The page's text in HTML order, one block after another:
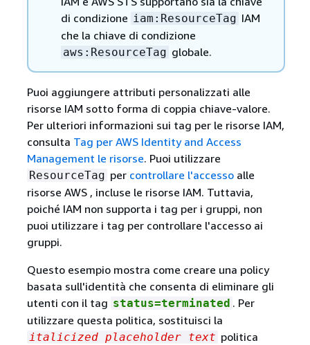
di condizione iam:ResourceTag IAM
che la chiave di condizione
aws:ResourceTag globale.
Puoi aggiungere attributi personalizzati alle
risorse IAM sotto forma di coppia chiave-valore.
Per ulteriori informazioni sui tag per le risorse IAM,
consulta Tag per AWS Identity and Access
Management le risorse. Puoi utilizzare
ResourceTag per controllare l'accessoalle
risorse AWS , incluse le risorse IAM. Tuttavia,
poiché IAM non supporta i tag per i gruppi, non
puoi utilizzare i tag per controllare l'accesso ai
gruppi.
Questo esempio mostra come creare una policy
basata sull'identità che consenta di eliminare gli
utenti con il tag status=terminated . Per
utilizzare questa politica, sostituisci la
italicized placeholder text politica